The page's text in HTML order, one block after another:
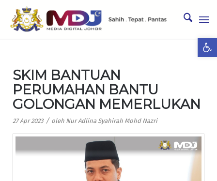
SKIM BANTUAN
PERUMAHAN BANTU
GOLONGAN MEMERLUKAN
27 Apr 2023 / oleh Nur Adlina Syahirah Mohd Nazri